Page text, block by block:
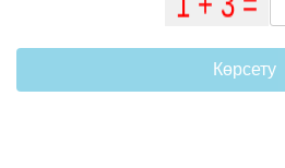
Көрсету